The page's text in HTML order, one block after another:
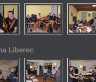
Liberec